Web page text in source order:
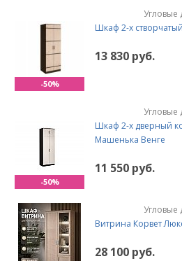
-50%
Угловые
Шкаф 2-х
13 830 руб.
-50%
Угловые
Шкаф 2-х дверный
Машенька Венге
11 550 руб.
Угловые
Витрина Корвет
28 100 руб.